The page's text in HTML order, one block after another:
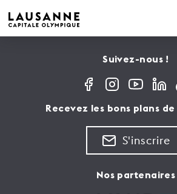
Suivez-nous !
Recevez les bons plans
S'inscrire
Nos partenaires